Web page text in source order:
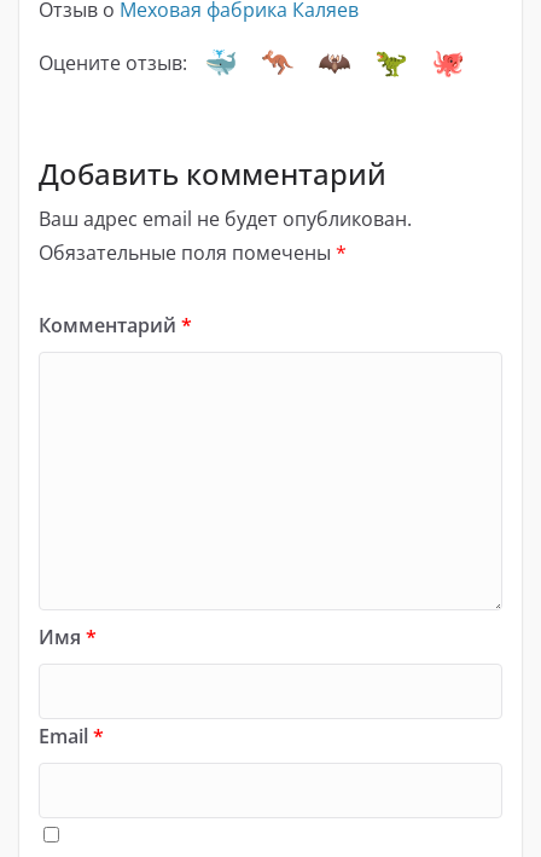
Отзыв о Меховая фабрика Каляев
Оцените отзыв:
Добавить комментарий
Ваш адрес email не будет опубликован.
Обязательные поля помечены *
Комментарий *
Имя *
Email*